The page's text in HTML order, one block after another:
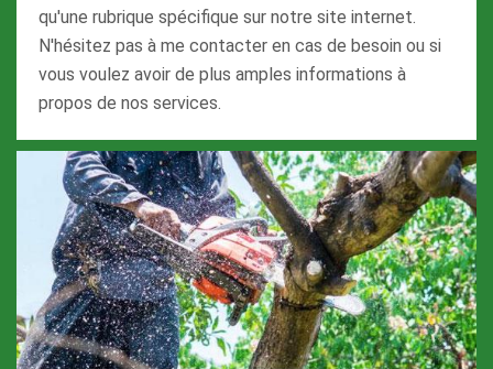
qu'une rubrique spécifique sur notre site internet.
N'hésitez pas à me contacter en cas de besoin ou si
vous voulez avoir de plus amples informations à
propos de nos services.